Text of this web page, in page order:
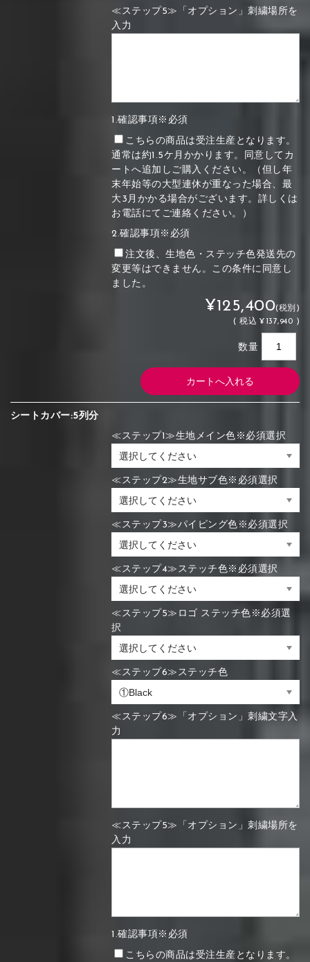
≪ステップ5≫「オプション」刺繍場所を
入力
1.確認事項※必須
こちらの商品は受注生産となります。
通常は約1.5ケ月かかります。同意してカ
ートへ追加しご購入ください。（但し年
末年始等の大型連休が重なった場合、最
大3月かかる場合がございます。詳しくは
お電話にてご連絡ください。）
2.確認事項※必須
注文後、生地色・ステッチ色発送先の
変更等はできません。この条件に同意し
ました。
¥125,400(税別)
(税込 ¥137,940 )
数量
シートカバー:5列分
≪ステップ1≫生地メイン色※必須選択
≪ステップ2≫生地サブ色※必須選択
≪ステップ3≫パイピング色※必須選択
≪ステップ4≫ステッチ色※必須選択
≪ステップ5≫ロゴ ステッチ色※必須選
択
≪ステップ6≫ステッチ色
≪ステップ6≫「オプション」刺繍文字入
力
≪ステップ5≫「オプション」刺繍場所を
入力
1.確認事項※必須
こちらの商品は受注生産となります。